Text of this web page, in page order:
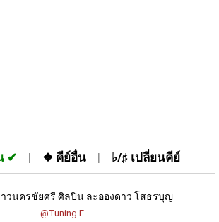
❖ คีย์อื่น ♭/♯ เปลี่ยนคีย์
าวนครชัยศรี ศิลปิน ละอองดาว โสธรบุญ
@Tuning E